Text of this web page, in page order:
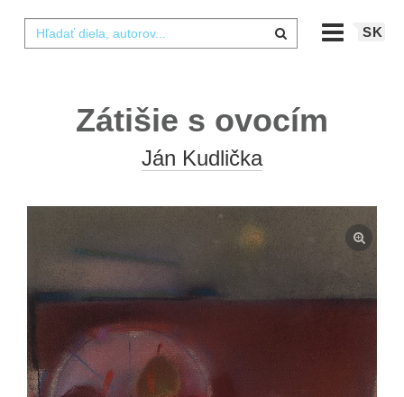
SK
Zátišie s ovocím
Ján Kudlička